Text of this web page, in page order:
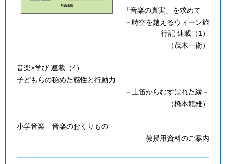
「音楽の真実」を求めて
－時空を越えるウィーン旅
行記 連載（1）
（茂木一衛）
音楽×学び 連載（4）
子どもらの秘めた感性と行動力
－土笛からむすばれた縁－
（橋本龍雄）
小学音楽 音楽のおくりもの
教授用資料のご案内